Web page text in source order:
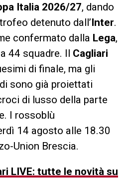
Italia 2026/27, dando
detenuto dall’Inter.
confermato dalla Lega,
44 squadre. Il Cagliari
di finale, ma gli
sono già proiettati
di lusso della parte
I rossoblù
14 agosto alle 18.30
Union Brescia.
LIVE: tutte le novità su